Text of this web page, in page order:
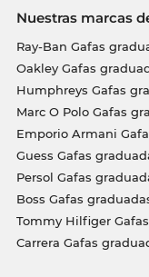
Nuestras marcas
Ray-Ban Gafas
Oakley Gafas
Humphreys Gafas
Marc O Polo Gafas
Emporio Armani
Guess Gafas
Persol Gafas
Boss Gafas
Tommy Hilfiger
Carrera Gafas